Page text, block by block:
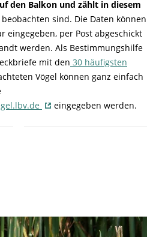
den Balkon und zählt in diesem
sind. Die Daten können
eingegeben, per Post abgeschickt
werden. Als Bestimmungshilfe
mit den 30 häufigsten
Vögel können ganz einfach
eingegeben werden.